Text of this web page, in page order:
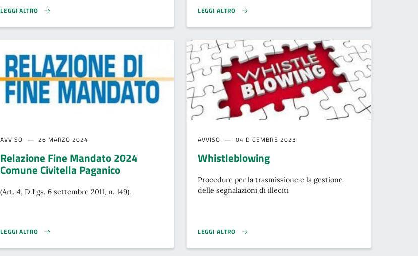
LEGGI ALTRO
NUOVA TESORERIA COMUNALE -CAMBIO IBAN DAL 1° AGOSTO 2025}LEGGI ALTRO
CONVOCAZIONE CONFERENZA DI SERVIZI IN FORMA SEMPLIFICATA -
AVVISO 26 MARZO 2024
Relazione Fine Mandato 2024
Comune Civitella Paganico
(Art. 4, D.Lgs. 6 settembre 2011, n. 149).
LEGGI ALTRO
RELAZIONE FINE MANDATO 2024 COMUNE CIVITELLA PAGANICO}
AVVISO 04 DICEMBRE 2023
Whistleblowing
Procedure per la trasmissione e la gestione
delle segnalazioni di illeciti
LEGGI ALTRO
WHISTLEBLOWING}